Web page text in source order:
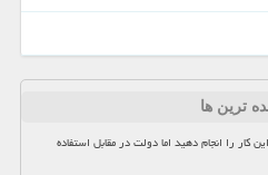
ترین ها
کار را انجام دهید اما دولت در مقابل استفاده